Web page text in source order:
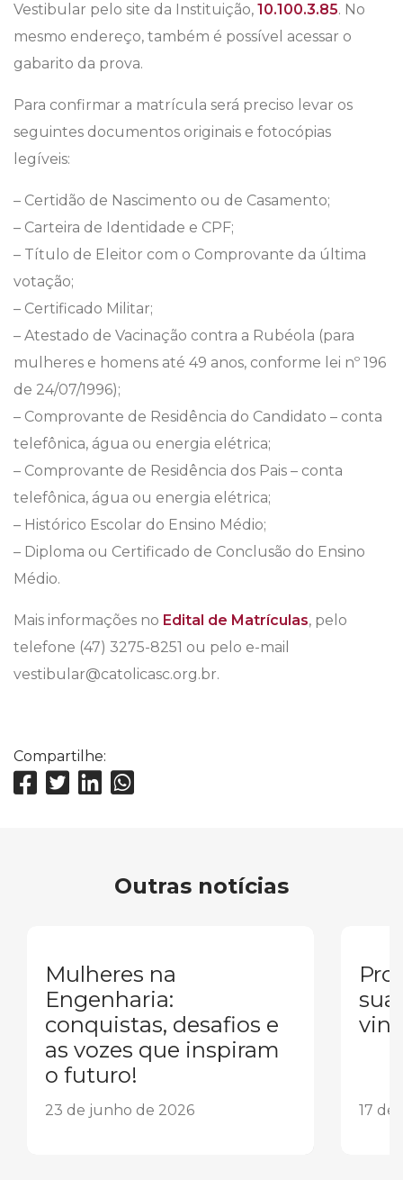
Vestibular pelo site da Instituição, 10.100.3.85. No
mesmo endereço, também é possível acessar o
gabarito da prova.
Para confirmar a matrícula será preciso levar os
seguintes documentos originais e fotocópias
legíveis:
– Certidão de Nascimento ou de Casamento;
– Carteira de Identidade e CPF;
– Título de Eleitor com o Comprovante da última
votação;
– Certificado Militar;
– Atestado de Vacinação contra a Rubéola (para
mulheres e homens até 49 anos, conforme lei nº 196
de 24/07/1996);
– Comprovante de Residência do Candidato – conta
telefônica, água ou energia elétrica;
– Comprovante de Residência dos Pais – conta
telefônica, água ou energia elétrica;
– Histórico Escolar do Ensino Médio;
– Diploma ou Certificado de Conclusão do Ensino
Médio.
Mais informações no Edital de Matrículas, pelo
telefone (47) 3275-8251 ou pelo e-mail
vestibular@catolicasc.org.br.
Compartilhe:
Outras notícias
Mulheres na
Engenharia:
conquistas, desafios e
as vozes que inspiram
o futuro!
23 de junho de 2026
sua
17 de